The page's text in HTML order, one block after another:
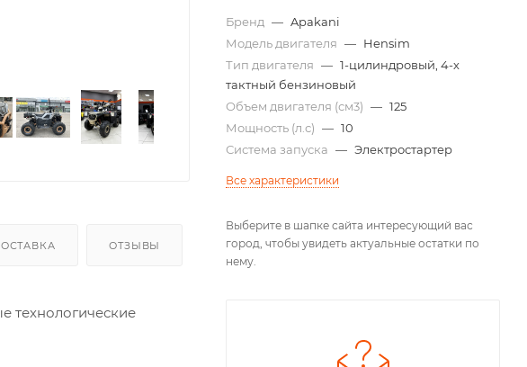
ОТЗЫВЫ
технологические
Бренд — Apakani
Модель двигателя — Hensim
Тип двигателя — 1-цилиндровый, 4-х
тактный бензиновый
Объем двигателя (см3) — 125
Мощность (л.с) — 10
Система запуска — Электростартер
Все характеристики
Выберите в шапке сайта интересующий вас
город, чтобы увидеть актуальные остатки по
нему.